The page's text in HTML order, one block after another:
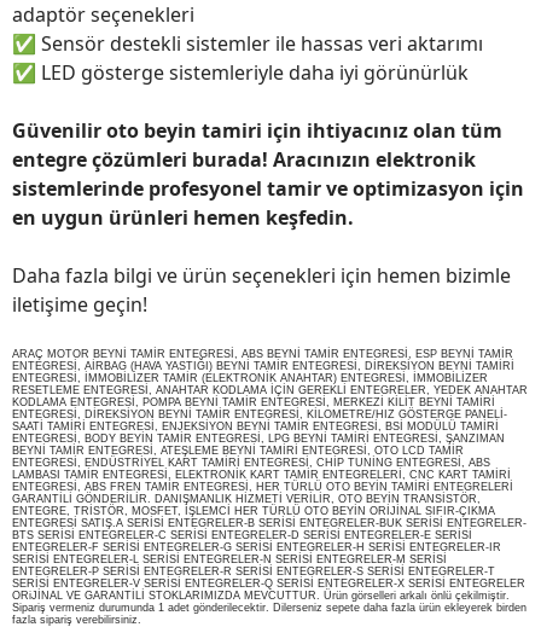
adaptör seçenekleri
✅ Sensör destekli sistemler ile hassas veri aktarımı
✅ LED gösterge sistemleriyle daha iyi görünürlük
Güvenilir oto beyin tamiri için ihtiyacınız olan tüm
entegre çözümleri burada! Aracınızın elektronik
sistemlerinde profesyonel tamir ve optimizasyon için
en uygun ürünleri hemen keşfedin.
Daha fazla bilgi ve ürün seçenekleri için hemen bizimle
iletişime geçin!
ARAÇ MOTOR BEYNİ TAMİR ENTEGRESİ, ABS BEYNİ TAMİR ENTEGRESİ, ESP BEYNİ TAMİR
ENTEGRESİ, AİRBAG (HAVA YASTIĞI) BEYNİ TAMİR ENTEGRESİ, DİREKSİYON BEYNİ TAMİRİ
ENTEGRESİ, İMMOBİLİZER TAMİR (ELEKTRONİK ANAHTAR) ENTEGRESİ, İMMOBİLİZER
RESETLEME ENTEGRESİ, ANAHTAR KODLAMA İÇİN GEREKLİ ENTEGRELER, YEDEK ANAHTAR
KODLAMA ENTEGRESİ, POMPA BEYNİ TAMİR ENTEGRESİ, MERKEZİ KİLİT BEYNİ TAMİRİ
ENTEGRESİ, DİREKSİYON BEYNİ TAMİR ENTEGRESİ, KİLOMETRE/HIZ GÖSTERGE PANELİ-
SAATİ TAMİRİ ENTEGRESİ, ENJEKSİYON BEYNİ TAMİR ENTEGRESİ, BSİ MODÜLÜ TAMİRİ
ENTEGRESİ, BODY BEYİN TAMİR ENTEGRESİ, LPG BEYNİ TAMİRİ ENTEGRESİ, ŞANZIMAN
BEYNİ TAMİR ENTEGRESİ, ATEŞLEME BEYNİ TAMİRİ ENTEGRESİ, OTO LCD TAMİR
ENTEGRESİ, ENDÜSTRİYEL KART TAMİRİ ENTEGRESİ, CHİP TUNİNG ENTEGRESİ, ABS
LAMBASI TAMİR ENTEGRESİ, ELEKTRONİK KART TAMİR ENTEGRELERİ, CNC KART TAMİRİ
ENTEGRESİ, ABS FREN TAMİR ENTEGRESİ, HER TÜRLÜ OTO BEYİN TAMİRİ ENTEGRELERİ
GARANTİLİ GÖNDERİLİR. DANIŞMANLIK HİZMETİ VERİLİR, OTO BEYİN TRANSİSTÖR,
ENTEGRE, TRİSTÖR, MOSFET, İŞLEMCİ HER TÜRLÜ OTO BEYİN ORİJİNAL SIFIR-ÇIKMA
ENTEGRESİ SATIŞ.A SERİSİ ENTEGRELER-B SERİSİ ENTEGRELER-BUK SERİSİ ENTEGRELER-
BTS SERİSİ ENTEGRELER-C SERİSİ ENTEGRELER-D SERİSİ ENTEGRELER-E SERİSİ
ENTEGRELER-F SERİSİ ENTEGRELER-G SERİSİ ENTEGRELER-H SERİSİ ENTEGRELER-IR
SERİSİ ENTEGRELER-L SERİSİ ENTEGRELER-N SERİSİ ENTEGRELER-M SERİSİ
ENTEGRELER-P SERİSİ ENTEGRELER-R SERİSİ ENTEGRELER-S SERİSİ ENTEGRELER-T
SERİSİ ENTEGRELER-V SERİSİ ENTEGRELER-Q SERİSİ ENTEGRELER-X SERİSİ ENTEGRELER
ORiJİNAL VE GARANTİLİ STOKLARIMIZDA MEVCUTTUR. Ürün görselleri arkalı önlü çekilmiştir.
Sipariş vermeniz durumunda 1 adet gönderilecektir. Dilerseniz sepete daha fazla ürün ekleyerek birden
fazla sipariş verebilirsiniz.